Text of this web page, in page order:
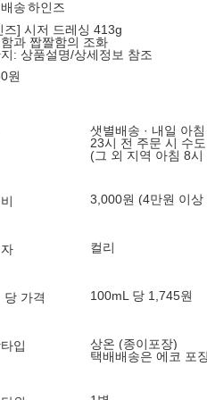
송하인즈
즈] 시저 드레싱 413g
과 짭짤함의 조화
: 상품설명/상세정보 참조
원
샛별배송 · 내일 아침
23시 전 주문 시 수
(그 외 지역 아침 8시
3,000원 (4만원 이상
컬리
당 가격 100mL 당 1,745원
입
상온 (종이포장)
택배배송은 에코 포